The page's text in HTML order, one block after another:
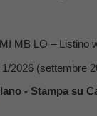
MB LO – Listino
2026 (settembre
- Stampa su